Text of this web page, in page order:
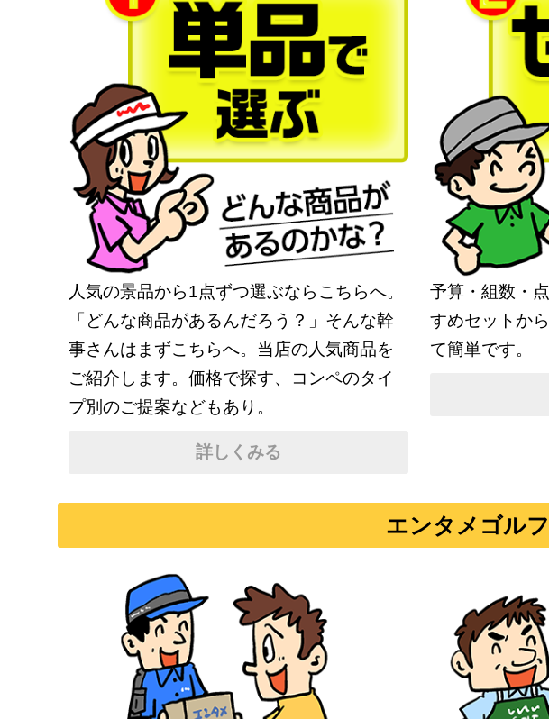
人気の景品から1点ずつ選ぶならこちらへ。
「どんな商品があるんだろう？」そんな幹
事さんはまずこちらへ。当店の人気商品を
ご紹介します。価格で探す、コンペのタイ
プ別のご提案などもあり。
詳しくみる
予算・組数・
すめセットか
て簡単です。
エンタメゴル